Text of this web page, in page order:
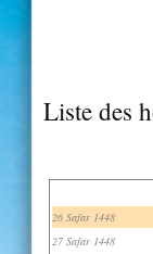
Liste des
26 Safar 1448
27 Safar 1448